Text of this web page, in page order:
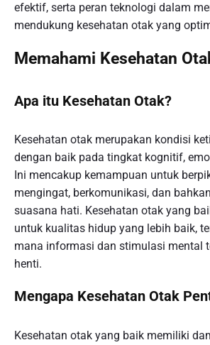
efektif, serta peran teknologi dalam
mendukung kesehatan otak yang
Memahami Kesehatan
Apa itu Kesehatan Otak?
Kesehatan otak merupakan kondisi
dengan baik pada tingkat kognitif,
Ini mencakup kemampuan untuk
mengingat, berkomunikasi, dan
suasana hati. Kesehatan otak yang
untuk kualitas hidup yang lebih baik,
mana informasi dan stimulasi mental
henti.
Mengapa Kesehatan Otak
Kesehatan otak yang baik memiliki